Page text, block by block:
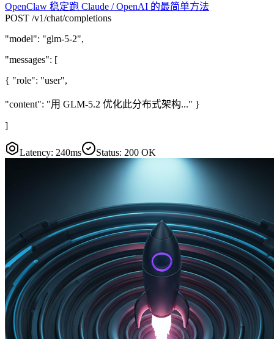
OpenClaw 稳定跑 Claude / OpenAI 的最简单方法
POST /v1/chat/completions
"model": "glm-5-2",
"messages": [
{ "role": "user",
"content": "用 GLM-5.2 优化此分布式架构..." }
]
Latency: 240ms Status: 200 OK